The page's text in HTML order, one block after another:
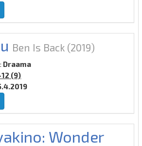
Ben Is Back (2019)
Draama
12 (9)
Wonder